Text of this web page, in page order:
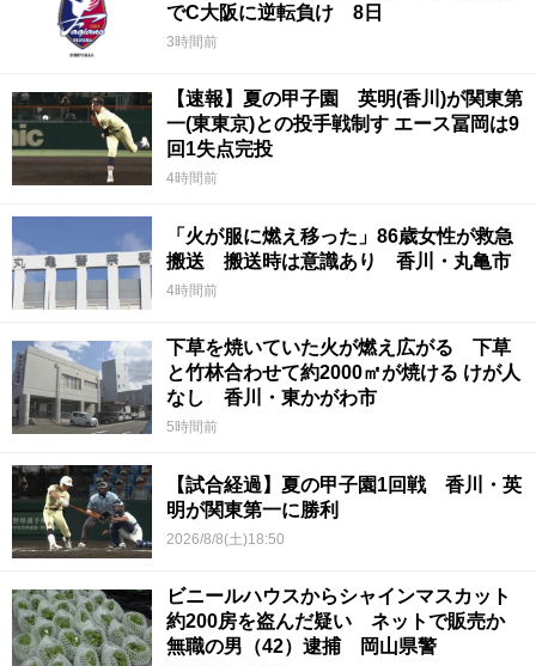
でC大阪に逆転負け 8日
3時間前
【速報】夏の甲子園 英明(香川)が関東第
一(東東京)との投手戦制す エース冨岡は9
回1失点完投
4時間前
「火が服に燃え移った」86歳女性が救急
搬送 搬送時は意識あり 香川・丸亀市
4時間前
下草を焼いていた火が燃え広がる 下草
と竹林合わせて約2000㎡が焼ける けが人
なし 香川・東かがわ市
5時間前
【試合経過】夏の甲子園1回戦 香川・英
明が関東第一に勝利
2026/8/8(土)18:50
ビニールハウスからシャインマスカット
約200房を盗んだ疑い ネットで販売か
無職の男（42）逮捕 岡山県警